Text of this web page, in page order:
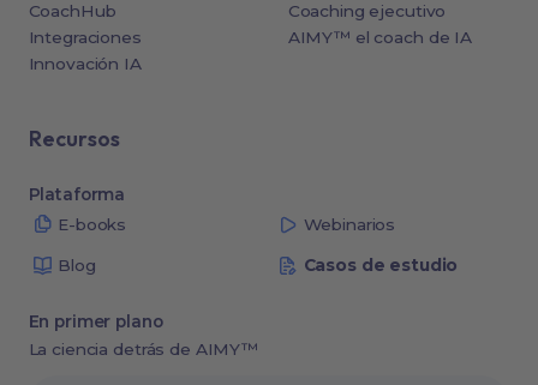
CoachHub
Integraciones
Innovación IA
Coaching ejecutivo
AIMY™ el coach de IA
Recursos
Plataforma
E-books
Webinarios
Blog Casos de estudio
En primer plano
La ciencia detrás de AIMY™